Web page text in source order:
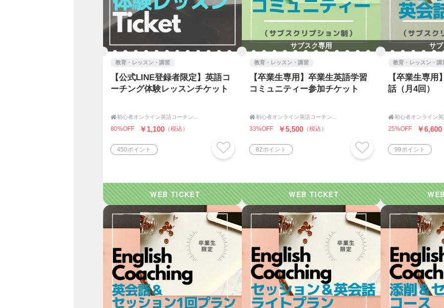
英語を習得し、いろいろな国の人と接する中で、ようやく外に出すことができ、
今、やっと自分らしく、自由に生きれるようになったなと思っています。
英語はツールですが、
そのツールを使うことで、本当に様々な経験ができると思います。
あなたが、英語にずっと憧れを抱いているのであれば、
多くの方は最初ぼんやりとしているのですが、話をしていくうちにどんどん気づいてい
なかった本当に気持ちに気づくことができます。
私たちは、英語を教える立場ですので英語を上達させることはもちろん、Duty（やる
べきこと）としてあります。
しかし、私たちのMission（使命）は、
【英語を通じて、あなたの夢をかなえること。】
と考えています。
なので、その夢を達成させるためには、
教育・レッスン・講習
【公式LINE登録者限定】英語コ
ーチング体験レッスンチケット
 初心者オンライン英語コーチング|English Coaching Academy Tokyo
80%OFF ￥1,100 （税込）
450ポイント
サブスク専用
教育・レッスン・講習
【卒業生専用】卒業生英語学習
コミュニティー参加チケット
 初心者オンライン英語コーチング|English Coaching Academy Tokyo
33%OFF ￥5,500 （税込）
82ポイント
サ
教育・レッスン・講
【卒業生専用
話（月4回）

25%OFF ￥6,600
99ポイント